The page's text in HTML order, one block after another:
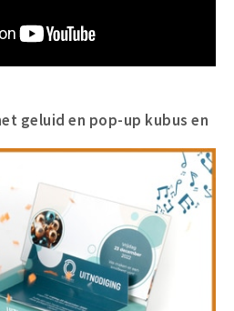
geluid en pop-up kubus en